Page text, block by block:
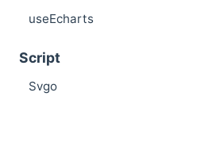
useEcharts
Script
Svgo